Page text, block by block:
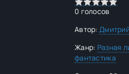
0 голосов
Автор:
Жанр: Разная
фантастика